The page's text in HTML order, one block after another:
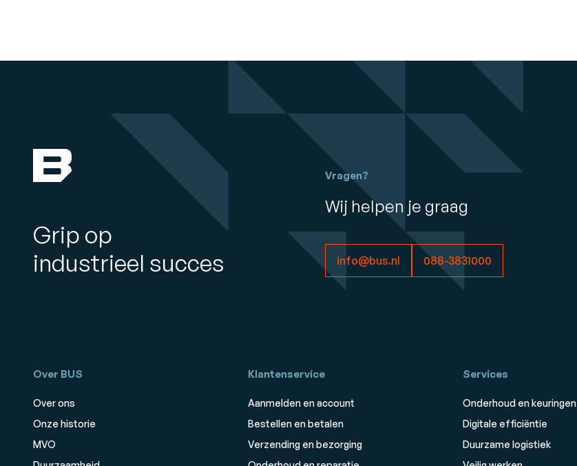
Grip op
industrieel succes
Vragen?
Wij helpen je graag
info@bus.nl 088-3831000
Over BUS
Over ons
Onze historie
MVO
Klantenservice
Aanmelden en account
Bestellen en betalen
Verzending en bezorging
Services
Onderhoud en keuringen
Digitale efficiëntie
Duurzame logistiek